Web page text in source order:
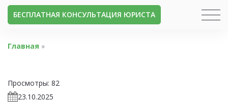
БЕСПЛАТНАЯ КОНСУЛЬТАЦИЯ ЮРИСТА
Главная »
Просмотры: 82
23.10.2025